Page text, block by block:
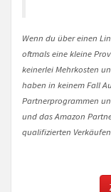
Wenn du über einen
oftmals eine kleine
keinerlei Mehrkosten
haben in keinem Fall
Partnerprogrammen
und das Amazon
qualifizierten Verkäufen.